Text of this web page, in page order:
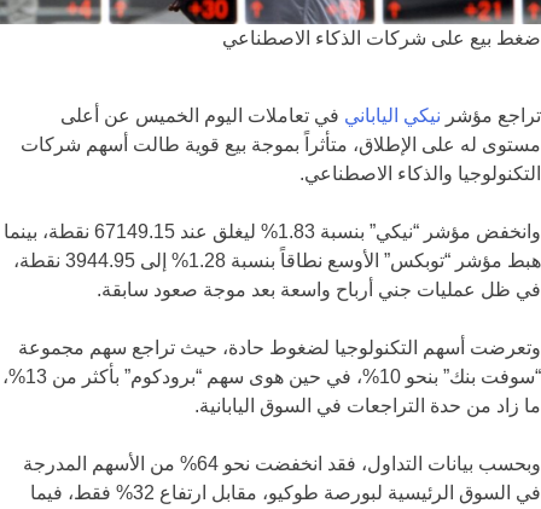
ضغط بيع على شركات الذكاء الاصطناعي
تراجع مؤشر نيكي الياباني في تعاملات اليوم الخميس عن أعلى
مستوى له على الإطلاق، متأثراً بموجة بيع قوية طالت أسهم شركات
التكنولوجيا والذكاء الاصطناعي.
وانخفض مؤشر “نيكي” بنسبة 1.83% ليغلق عند 67149.15 نقطة، بينما
هبط مؤشر “توبكس” الأوسع نطاقاً بنسبة 1.28% إلى 3944.95 نقطة،
في ظل عمليات جني أرباح واسعة بعد موجة صعود سابقة.
وتعرضت أسهم التكنولوجيا لضغوط حادة، حيث تراجع سهم مجموعة
“سوفت بنك” بنحو 10%، في حين هوى سهم “برودكوم” بأكثر من 13%،
ما زاد من حدة التراجعات في السوق اليابانية.
وبحسب بيانات التداول، فقد انخفضت نحو 64% من الأسهم المدرجة
في السوق الرئيسية لبورصة طوكيو، مقابل ارتفاع 32% فقط، فيما